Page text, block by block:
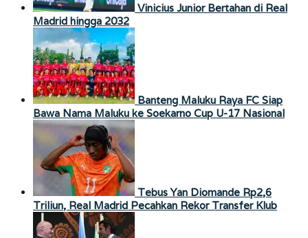
Vinicius Junior Bertahan di Real
Madrid hingga 2032
Banteng Maluku Raya FC Siap
Bawa Nama Maluku ke Soekarno Cup U-17 Nasional
Tebus Yan Diomande Rp2,6
Triliun, Real Madrid Pecahkan Rekor Transfer Klub